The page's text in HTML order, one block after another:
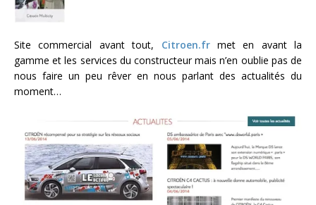
Site commercial avant tout, Citroen.fr met en avant la
gamme et les services du constructeur mais n’en oublie pas de
nous faire un peu rêver en nous parlant des actualités du
moment…